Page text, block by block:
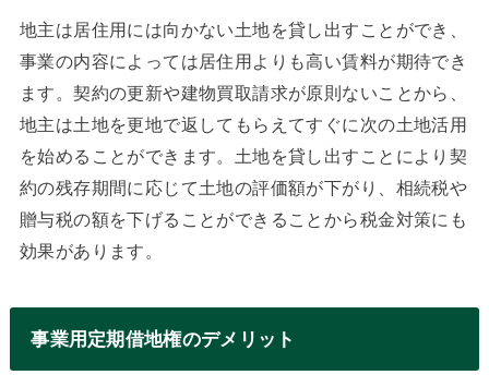
地主は居住用には向かない土地を貸し出すことができ、
事業の内容によっては居住用よりも高い賃料が期待でき
ます。契約の更新や建物買取請求が原則ないことから、
地主は土地を更地で返してもらえてすぐに次の土地活用
を始めることができます。土地を貸し出すことにより契
約の残存期間に応じて土地の評価額が下がり、相続税や
贈与税の額を下げることができることから税金対策にも
効果があります。
事業用定期借地権のデメリット